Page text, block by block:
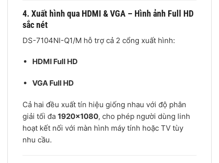
4. Xuất hình qua HDMI & VGA – Hình ảnh Full HD
sắc nét
DS-7104NI-Q1/M hỗ trợ cả 2 cổng xuất hình:
HDMI Full HD
VGA Full HD
Cả hai đều xuất tín hiệu giống nhau với độ phân
giải tối đa 1920×1080, cho phép người dùng linh
hoạt kết nối với màn hình máy tính hoặc TV tùy
nhu cầu.